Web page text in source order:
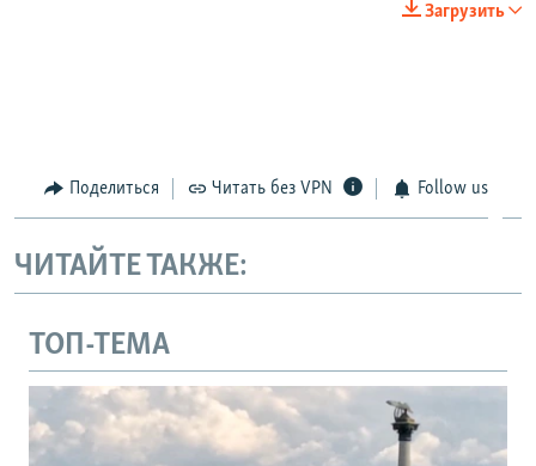
Загрузить
Поделиться Читать без VPN Follow us
ЧИТАЙТЕ ТАКЖЕ:
ТОП-ТЕМА